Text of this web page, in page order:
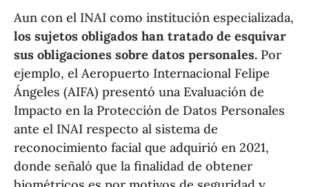
Aun con el INAI como institución especializada,
los sujetos obligados han tratado de esquivar
sus obligaciones sobre datos personales. Por
ejemplo, el Aeropuerto Internacional Felipe
Ángeles (AIFA) presentó una Evaluación de
Impacto en la Protección de Datos Personales
ante el INAI respecto al sistema de
reconocimiento facial que adquirió en 2021,
donde señaló que la finalidad de obtener